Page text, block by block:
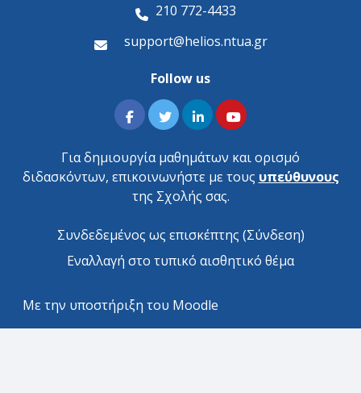
210 772-4433
support@helios.ntua.gr
Follow us
Για δημιουργία μαθημάτων και ορισμό
διδασκόντων, επικοινωνήστε με τους υπεύθυνους
της Σχολής σας.
Συνδεδεμένος ως επισκέπτης (Σύνδεση)
Εναλλαγή στο τυπικό αισθητικό θέμα
Με την υποστήριξη του Moodle